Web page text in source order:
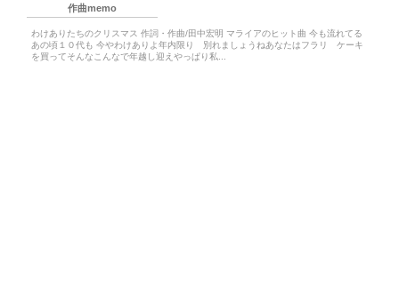
作曲memo
わけありたちのクリスマス 作詞・作曲/田中宏明 マライアのヒット曲 今も流れてる
あの頃１０代も 今やわけありよ年内限り 別れましょうねあなたはフラリ ケーキ
を買ってそんなこんなで年越し迎えやっぱり私...